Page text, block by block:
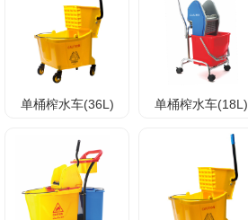
单桶榨水车(36L) 单桶榨水车(18L)